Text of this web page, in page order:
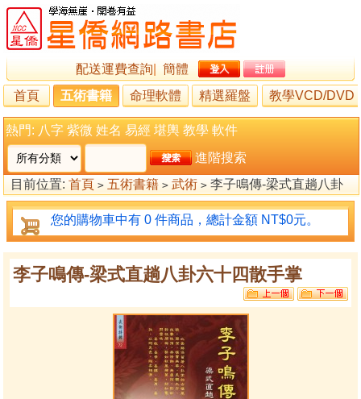
配送運費查詢
簡體
首頁
五術書籍 命理軟體 精選羅盤 教學VCD/DVD
熱門: 八字 紫微 姓名 易經 堪輿 教學 軟件
進階搜索
目前位置: 首頁 > 五術書籍 > 武術 > 李子鳴傳-梁式直趟八卦
六十四散手掌
您的購物車中有 0 件商品，總計金額 NT$0元。
李子鳴傳-梁式直趟八卦六十四散手掌